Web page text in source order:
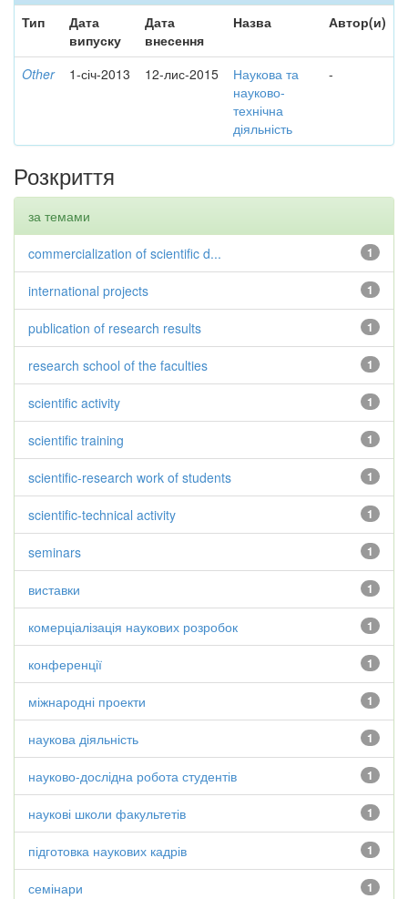
Тип
Дата
випуску
Дата
внесення
Назва Автор(и)
Other 1-січ-2013 12-лис-2015
Наукова та
науково-
технічна
діяльність
-
Розкриття
за темами
1
commercialization of scientific d...
1
international projects
1
publication of research results
1
research school of the faculties
1
scientific activity
1
scientific training
1
scientific-research work of students
1
scientific-technical activity
1
seminars
1
виставки
1
комерціалізація наукових розробок
1
конференції
1
міжнародні проекти
1
наукова діяльність
1
науково-дослідна робота студентів
1
наукові школи факультетів
1
підготовка наукових кадрів
1
семінари